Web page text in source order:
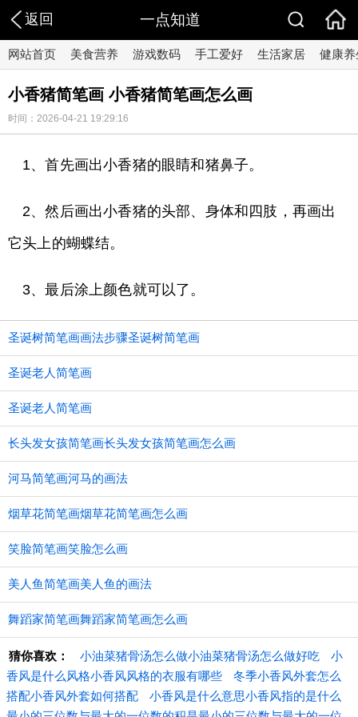
返回 一点知道
网站首页 美食营养 游戏数码 手工爱好 生活家居 健康养
小香猪简笔画 小香猪简笔画怎么画
时间：2026-04-21 19:29:16
1、首先画出小香猪的眼睛和猪鼻子。
2、然后画出小香猪的头部、身体和四肢，再画出
它头上的蝴蝶结。
3、最后涂上颜色就可以了。
圣诞树简笔画画法步骤圣诞树简笔画
圣诞老人简笔画
圣诞老人简笔画
长头发女孩简笔画长头发女孩简笔画怎么画
河马简笔画河马的画法
烟草花简笔画烟草花简笔画怎么画
笑脸简笔画笑脸怎么画
美人鱼简笔画美人鱼的画法
舞蹈家简笔画舞蹈家简笔画怎么画
猜你喜欢： 小油菜猪骨汤怎么做小油菜猪骨汤怎么做好吃
小
香风是什么风格小香风风格的衣服有哪些
冬季小香风外套怎么
搭配小香风外套如何搭配
小香风是什么意思小香风指的是什么